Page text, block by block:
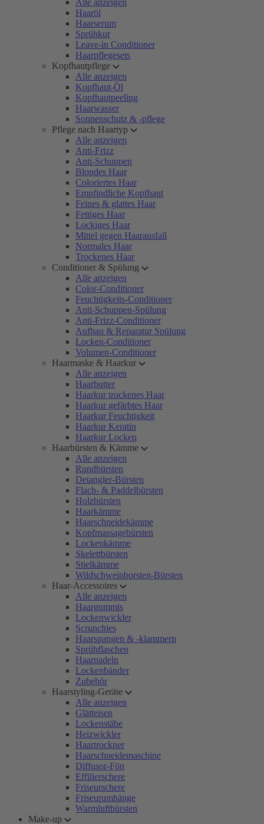
Alle anzeigen
Haaröl
Haarserum
Sprühkur
Leave-in Conditioner
Haarpflegesets
Kopfhautpflege
Alle anzeigen
Kopfhaut-Öl
Kopfhautpeeling
Haarwasser
Sonnenschutz & -pflege
Pflege nach Haartyp
Alle anzeigen
Anti-Frizz
Anti-Schuppen
Blondes Haar
Coloriertes Haar
Empfindliche Kopfhaut
Feines & glattes Haar
Fettiges Haar
Lockiges Haar
Mittel gegen Haarausfall
Normales Haar
Trockenes Haar
Conditioner & Spülung
Alle anzeigen
Color-Conditioner
Feuchtigkeits-Conditioner
Anti-Schuppen-Spülung
Anti-Frizz-Conditioner
Aufbau & Reparatur Spülung
Locken-Conditioner
Volumen-Conditioner
Haarmaske & Haarkur
Alle anzeigen
Haarbutter
Haarkur trockenes Haar
Haarkur gefärbtes Haar
Haarkur Feuchtigkeit
Haarkur Keratin
Haarkur Locken
Haarbürsten & Kämme
Alle anzeigen
Rundbürsten
Detangler-Bürsten
Flach- & Paddelbürsten
Holzbürsten
Haarkämme
Haarschneidekämme
Kopfmassagebürsten
Lockenkämme
Skelettbürsten
Stielkämme
Wildschweinborsten-Bürsten
Haar-Accessoires
Alle anzeigen
Haargummis
Lockenwickler
Scrunchies
Haarspangen & -klammern
Sprühflaschen
Haarnadeln
Lockenbänder
Zubehör
Haarstyling-Geräte
Alle anzeigen
Glätteisen
Lockenstäbe
Heizwickler
Haartrockner
Haarschneidemaschine
Diffusor-Fön
Effilierschere
Friseurschere
Friseurumhänge
Warmluftbürsten
Make-up